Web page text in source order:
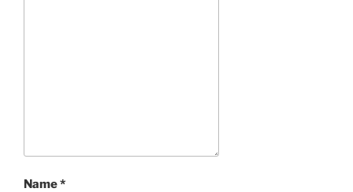
Name*